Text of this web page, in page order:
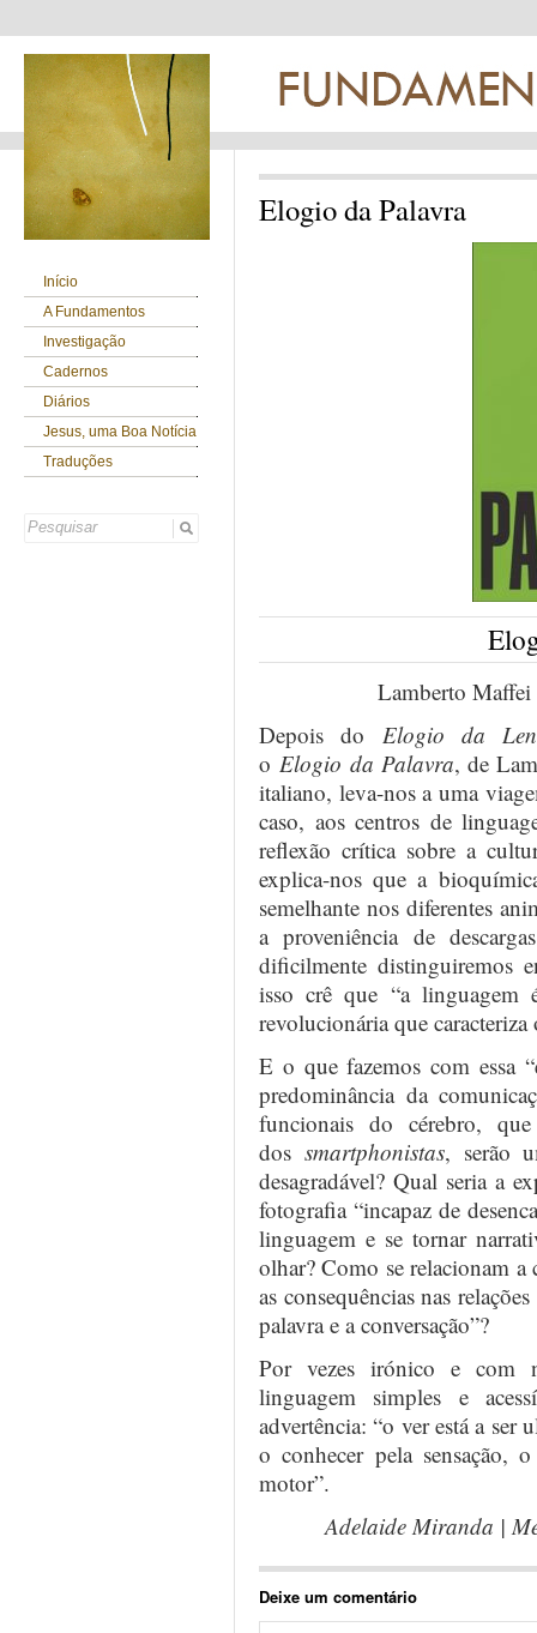
Início
A Fundamentos
Investigação
Cadernos
Diários
Jesus, uma Boa Notícia
Traduções
Elogio da Palavra
Lamberto
Depois do Elogio da
oElogio da Palavra, de
italiano, leva-nos a uma
caso, aos centros de
reflexão crítica sobre a
explica-nos que a
semelhante nos diferentes
a proveniência de
dificilmente distinguiremos
isso crê que “a linguagem
revolucionária que
E o que fazemos com essa
predominância da
funcionais do cérebro,
dossmartphonistas, serão
desagradável? Qual seria a
fotografia “incapaz de
linguagem e se tornar
olhar? Como se relacionam a
as consequências nas
palavra e a conversação”?
Por vezes irónico e com
linguagem simples e
advertência: “o ver está a ser
o conhecer pela sensação,
motor”.
Adelaide Miranda |
Deixe um comentário